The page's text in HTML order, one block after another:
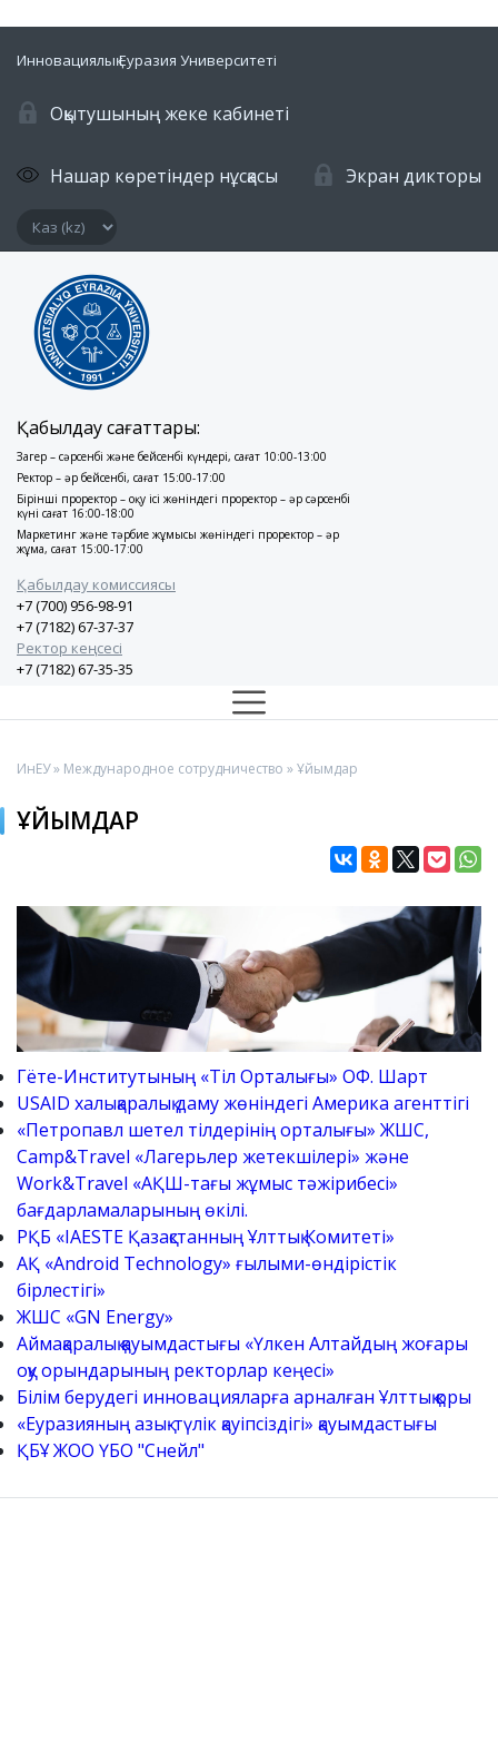
Инновациялық Еуразия Университеті
Оқытушының жеке кабинеті
Нашар көретіндер нұсқасы Экран дикторы
Қабылдау сағаттары:
Заңгер – сәрсенбі және бейсенбі күндері, сағат 10:00-13:00
Ректор – әр бейсенбі, сағат 15:00-17:00
Бірінші проректор – оқу ісі жөніндегі проректор – әр сәрсенбі
күні сағат 16:00-18:00
Маркетинг және тәрбие жұмысы жөніндегі проректор – әр
жұма, сағат 15:00-17:00
Қабылдау комиссиясы
+7 (700) 956-98-91
+7 (7182) 67-37-37
Ректор кеңсесі
+7 (7182) 67-35-35
ИнЕУ» Международное сотрудничество » Ұйымдар
ҰЙЫМДАР
Гёте-Институтының «Тіл Орталығы» ОФ. Шарт
USAID халықаралық даму жөніндегі Америка агенттігі
«Петропавл шетел тілдерінің орталығы» ЖШС,
Camp&Travel «Лагерьлер жетекшілері» және
Work&Travel «АҚШ-тағы жұмыс тәжірибесі»
бағдарламаларының өкілі.
РҚБ «IAESTE Қазақстанның Ұлттық Комитеті»
АҚ «Android Technology» ғылыми-өндірістік
бірлестігі»
ЖШС «GN Energy»
Аймақаралық қауымдастығы «Үлкен Алтайдың жоғары
оқу орындарының ректорлар кеңесі»
Білім берудегі инновацияларға арналған Ұлттық қоры
«Еуразияның азық-түлік қауіпсіздігі» қауымдастығы
ҚБҰ ЖОО ҮБО "Снейл"